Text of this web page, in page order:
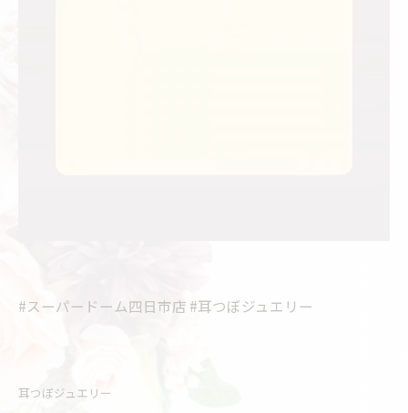
#スーパードーム四日市店 #耳つぼジュエリー
耳つぼジュエリー